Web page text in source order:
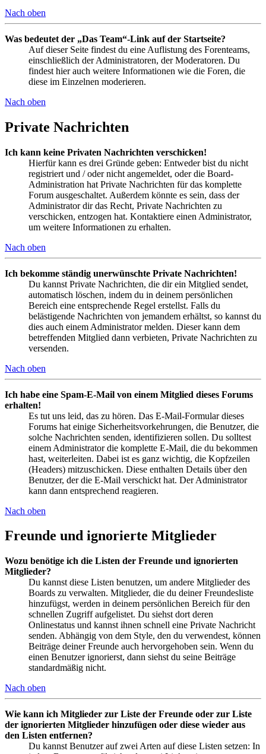
Nach oben
Was bedeutet der „Das Team“-Link auf der Startseite?
Auf dieser Seite findest du eine Auflistung des Forenteams,
einschließlich der Administratoren, der Moderatoren. Du
findest hier auch weitere Informationen wie die Foren, die
diese im Einzelnen moderieren.
Nach oben
Private Nachrichten
Ich kann keine Privaten Nachrichten verschicken!
Hierfür kann es drei Gründe geben: Entweder bist du nicht
registriert und / oder nicht angemeldet, oder die Board-
Administration hat Private Nachrichten für das komplette
Forum ausgeschaltet. Außerdem könnte es sein, dass der
Administrator dir das Recht, Private Nachrichten zu
verschicken, entzogen hat. Kontaktiere einen Administrator,
um weitere Informationen zu erhalten.
Nach oben
Ich bekomme ständig unerwünschte Private Nachrichten!
Du kannst Private Nachrichten, die dir ein Mitglied sendet,
automatisch löschen, indem du in deinem persönlichen
Bereich eine entsprechende Regel erstellst. Falls du
belästigende Nachrichten von jemandem erhältst, so kannst du
dies auch einem Administrator melden. Dieser kann dem
betreffenden Mitglied dann verbieten, Private Nachrichten zu
versenden.
Nach oben
Ich habe eine Spam-E-Mail von einem Mitglied dieses Forums
erhalten!
Es tut uns leid, das zu hören. Das E-Mail-Formular dieses
Forums hat einige Sicherheitsvorkehrungen, die Benutzer, die
solche Nachrichten senden, identifizieren sollen. Du solltest
einem Administrator die komplette E-Mail, die du bekommen
hast, weiterleiten. Dabei ist es ganz wichtig, die Kopfzeilen
(Headers) mitzuschicken. Diese enthalten Details über den
Benutzer, der die E-Mail verschickt hat. Der Administrator
kann dann entsprechend reagieren.
Nach oben
Freunde und ignorierte Mitglieder
Wozu benötige ich die Listen der Freunde und ignorierten
Mitglieder?
Du kannst diese Listen benutzen, um andere Mitglieder des
Boards zu verwalten. Mitglieder, die du deiner Freundesliste
hinzufügst, werden in deinem persönlichen Bereich für den
schnellen Zugriff aufgelistet. Du siehst dort deren
Onlinestatus und kannst ihnen schnell eine Private Nachricht
senden. Abhängig von dem Style, den du verwendest, können
Beiträge deiner Freunde auch hervorgehoben sein. Wenn du
einen Benutzer ignorierst, dann siehst du seine Beiträge
standardmäßig nicht.
Nach oben
Wie kann ich Mitglieder zur Liste der Freunde oder zur Liste
der ignorierten Mitglieder hinzufügen oder diese wieder aus
den Listen entfernen?
Du kannst Benutzer auf zwei Arten auf diese Listen setzen: In